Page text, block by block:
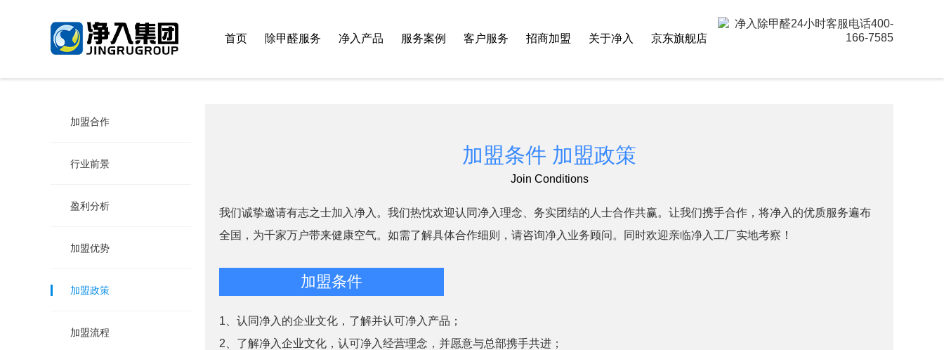
首页 除甲醛服务 净入产品 服务案例 客户服务 招商加盟 关于净入 京东旗舰店
加盟合作
行业前景
盈利分析
加盟优势
加盟政策
加盟流程
加盟条件 加盟政策
Join Conditions
我们诚挚邀请有志之士加入净入。我们热忱欢迎认同净入理念、务实团结的人士合作共赢。让我们携手合作，将净入的优质服务遍布
全国，为千家万户带来健康空气。如需了解具体合作细则，请咨询净入业务顾问。同时欢迎亲临净入工厂实地考察！
加盟条件
1、认同净入的企业文化，了解并认可净入产品；
2、了解净入企业文化，认可净入经营理念，并愿意与总部携手共进；